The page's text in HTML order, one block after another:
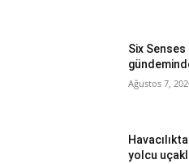
Six Senses
Ağustos 7,
yolcu